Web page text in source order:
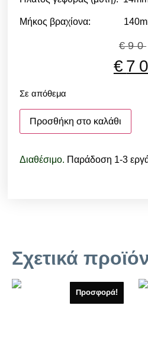
Μήκος βραχίονα:
€90
€ 70
Σε απόθεμα
Προσθήκη στο καλάθι
Διαθέσιμο. Παράδοση 1-3
Σχετικά
Προσφορά!